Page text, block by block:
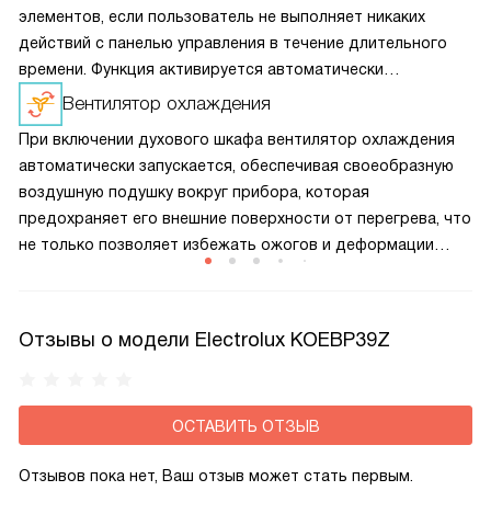
элементов, если пользователь не выполняет никаких
действий с панелью управления в течение длительного
времени. Функция активируется автоматически
и не требует дополнительной настройки.
Вентилятор охлаждения
При включении духового шкафа вентилятор охлаждения
автоматически запускается, обеспечивая своеобразную
воздушную подушку вокруг прибора, которая
предохраняет его внешние поверхности от перегрева, что
не только позволяет избежать ожогов и деформации
Отзывы о модели Electrolux KOEBP39Z
ОСТАВИТЬ ОТЗЫВ
Отзывов пока нет, Ваш отзыв может стать первым.